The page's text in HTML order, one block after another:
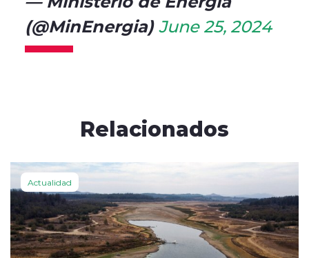
(@MinEnergia)June 25, 2024
Relacionados
Actualidad